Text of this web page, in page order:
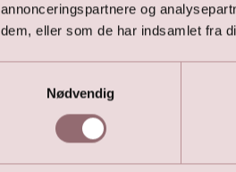
annonceringspartnere og
dem, eller som de har indsamlet fra
Nødvendig